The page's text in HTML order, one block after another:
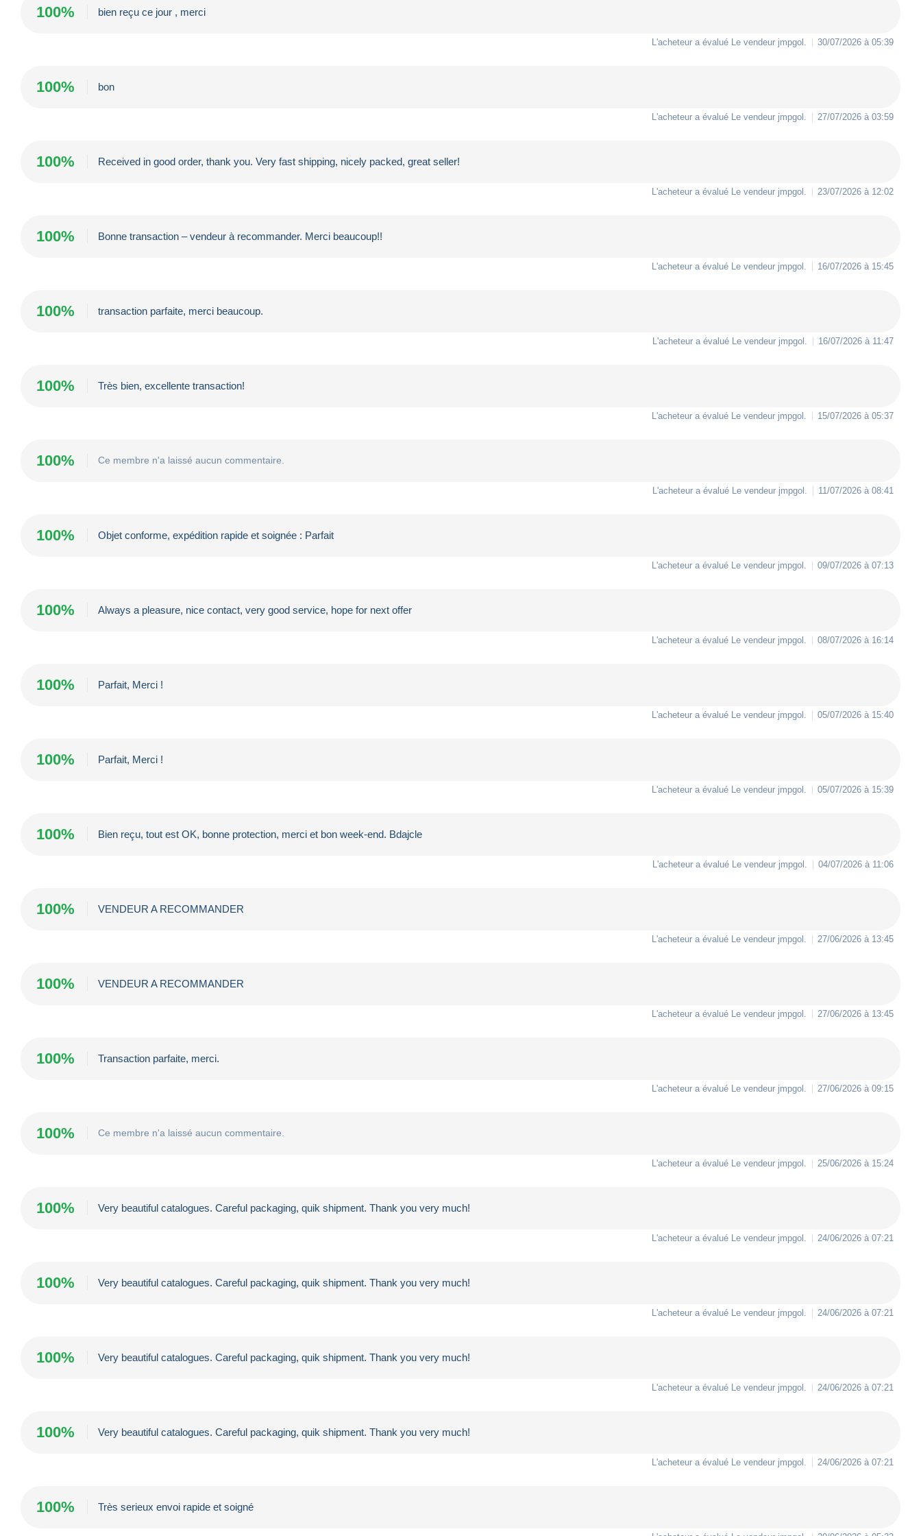
100% bien reçu ce jour , merci
L'acheteur a évalué Le vendeur jmpgol 30/07/2026 à 05:39
100% bon
L'acheteur a évalué Le vendeur jmpgol 27/07/2026 à 03:59
100% Received in good order, thank you. Very fast shipping, nicely packed, great seller!
L'acheteur a évalué Le vendeur jmpgol 23/07/2026 à 12:02
100% Bonne transaction – vendeur à recommander. Merci beaucoup!!
L'acheteur a évalué Le vendeur jmpgol 16/07/2026 à 15:45
100% transaction parfaite, merci beaucoup.
L'acheteur a évalué Le vendeur jmpgol 16/07/2026 à 11:47
100% Très bien, excellente transaction!
L'acheteur a évalué Le vendeur jmpgol 15/07/2026 à 05:37
100% Ce membre n'a laissé aucun commentaire.
L'acheteur a évalué Le vendeur jmpgol 11/07/2026 à 08:41
100% Objet conforme, expédition rapide et soignée : Parfait
L'acheteur a évalué Le vendeur jmpgol 09/07/2026 à 07:13
100% Always a pleasure, nice contact, very good service, hope for next offer
L'acheteur a évalué Le vendeur jmpgol 08/07/2026 à 16:14
100% Parfait, Merci !
L'acheteur a évalué Le vendeur jmpgol 05/07/2026 à 15:40
100% Parfait, Merci !
L'acheteur a évalué Le vendeur jmpgol 05/07/2026 à 15:39
100% Bien reçu, tout est OK, bonne protection, merci et bon week-end. Bdajcle
L'acheteur a évalué Le vendeur jmpgol 04/07/2026 à 11:06
100% VENDEUR A RECOMMANDER
L'acheteur a évalué Le vendeur jmpgol 27/06/2026 à 13:45
100% VENDEUR A RECOMMANDER
L'acheteur a évalué Le vendeur jmpgol 27/06/2026 à 13:45
100% Transaction parfaite, merci.
L'acheteur a évalué Le vendeur jmpgol 27/06/2026 à 09:15
100% Ce membre n'a laissé aucun commentaire.
L'acheteur a évalué Le vendeur jmpgol 25/06/2026 à 15:24
100% Very beautiful catalogues. Careful packaging, quik shipment. Thank you very much!
L'acheteur a évalué Le vendeur jmpgol 24/06/2026 à 07:21
100% Very beautiful catalogues. Careful packaging, quik shipment. Thank you very much!
L'acheteur a évalué Le vendeur jmpgol 24/06/2026 à 07:21
100% Very beautiful catalogues. Careful packaging, quik shipment. Thank you very much!
L'acheteur a évalué Le vendeur jmpgol 24/06/2026 à 07:21
100% Very beautiful catalogues. Careful packaging, quik shipment. Thank you very much!
L'acheteur a évalué Le vendeur jmpgol 24/06/2026 à 07:21
100% Très serieux envoi rapide et soigné